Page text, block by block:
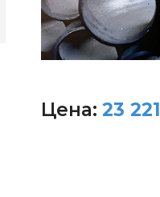
Цена: 23 221